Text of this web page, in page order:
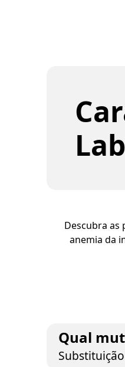
Descubra as
anemia da
Qual